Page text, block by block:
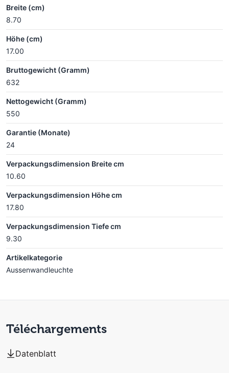
Breite (cm)
8.70
Höhe (cm)
17.00
Bruttogewicht (Gramm)
632
Nettogewicht (Gramm)
550
Garantie (Monate)
24
Verpackungsdimension Breite cm
10.60
Verpackungsdimension Höhe cm
17.80
Verpackungsdimension Tiefe cm
9.30
Artikelkategorie
Aussenwandleuchte
Téléchargements
Datenblatt